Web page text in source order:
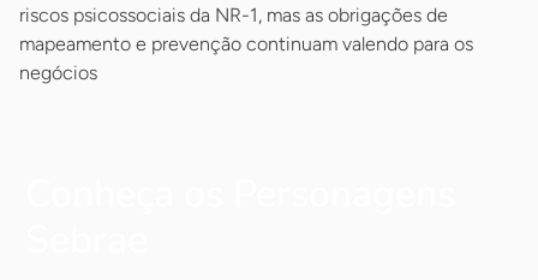
riscos psicossociais da NR-1, mas as obrigações de
mapeamento e prevenção continuam valendo para os
negócios